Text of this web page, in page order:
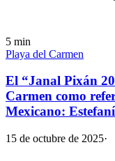
5 min
Playa del Carmen
El “Janal Pixán
Carmen como
Mexicano:
15 de octubre de 2025·